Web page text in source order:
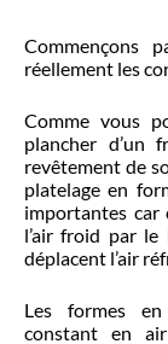
Commençons
réellement les
Comme vous
plancher d’un
revêtement de
platelage en
importantes car
l’air froid par le
déplacent l’air
Les formes
constant en air